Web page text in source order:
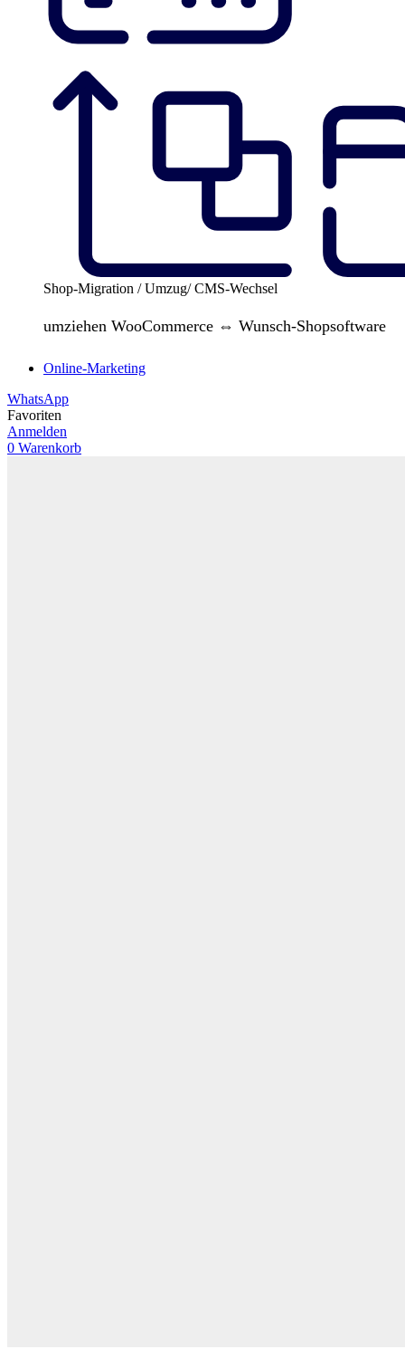
Shop-Migration / Umzug/ CMS-Wechsel
umziehen WooCommerce ⇔ Wunsch-Shopsoftware
Online-Marketing
WhatsApp
Favoriten
Anmelden
0 Warenkorb